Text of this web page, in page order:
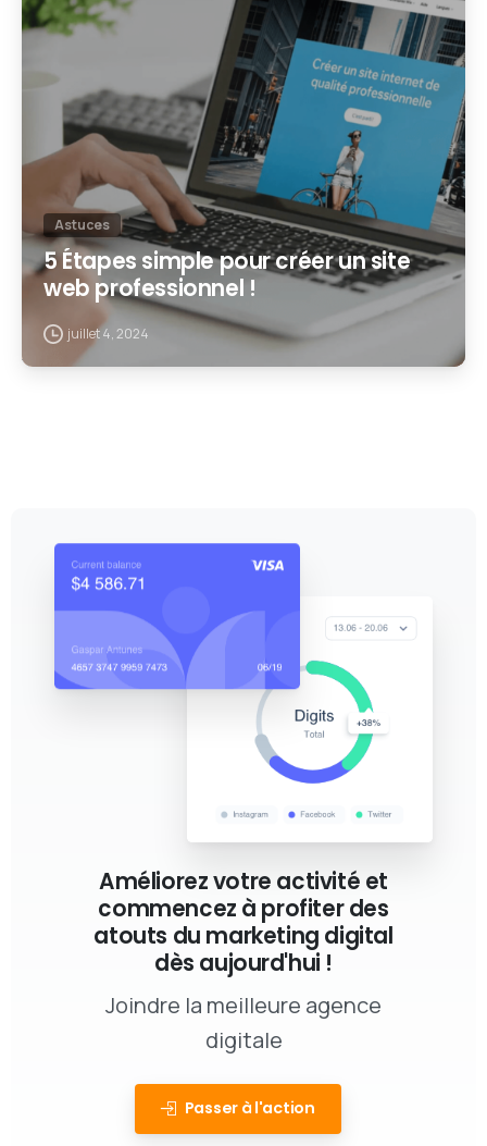
Astuces
5 Étapes simple pour créer un site
web professionnel !
juillet 4, 2024
Améliorez votre activité et
commencez à profiter des
atouts du marketing digital
dès aujourd'hui !
Joindre la meilleure agence
digitale
Passer à l'action